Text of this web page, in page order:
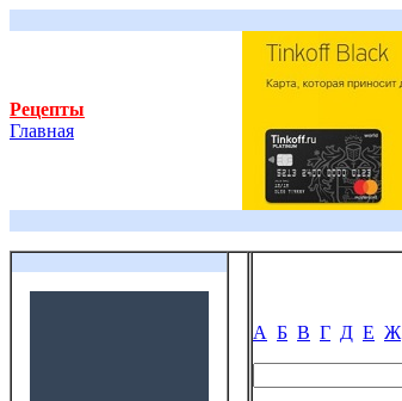
Рецепты
Главная
А Б В Г Д Е Ж